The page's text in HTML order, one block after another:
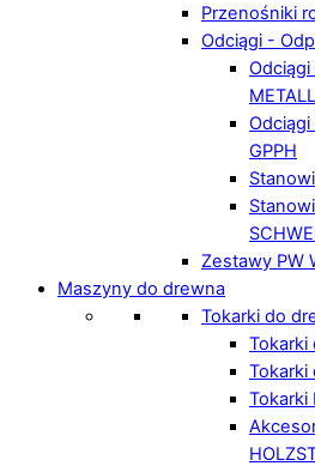
Przenośniki
Odciągi -
Odciągi
Odciągi
GPPH
Zestawy PW
Maszyny do drewna
Tokarki do
Tokarki
Tokarki
Tokarki